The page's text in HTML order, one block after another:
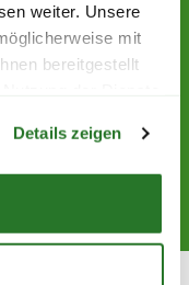
weiter. Unsere
mit
bereitgestellt
Details zeigen
Risse Newsletter